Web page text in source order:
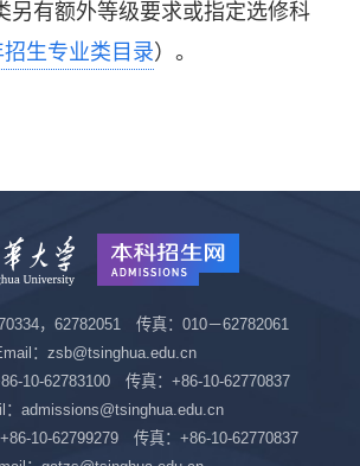
另有额外等级要求或指定选修科
生专业类目录）。
，62782051 传真：010－62782061
：zsb@tsinghua.edu.cn
10-62783100 传真：+86-10-62770837
：admissions@tsinghua.edu.cn
10-62799279 传真：+86-10-62770837